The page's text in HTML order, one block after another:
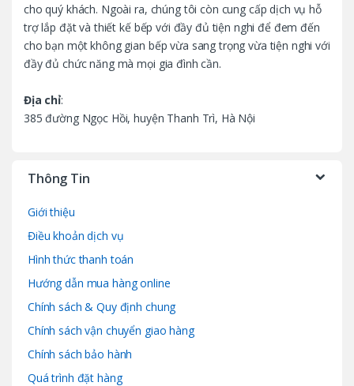
cho quý khách. Ngoài ra, chúng tôi còn cung cấp dịch vụ hỗ
trợ lắp đặt và thiết kế bếp với đầy đủ tiện nghi để đem đến
cho bạn một không gian bếp vừa sang trọng vừa tiện nghi với
đầy đủ chức năng mà mọi gia đình cần.
Địa chỉ:
385 đường Ngọc Hồi, huyện Thanh Trì, Hà Nội
Thông Tin
Giới thiệu
Điều khoản dịch vụ
Hình thức thanh toán
Hướng dẫn mua hàng online
Chính sách & Quy định chung
Chính sách vận chuyển giao hàng
Chính sách bảo hành
Quá trình đặt hàng